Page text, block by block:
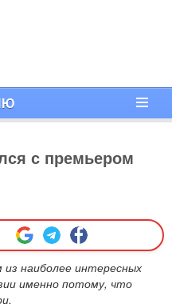
с премьером
наиболее интересных
именно потому, что